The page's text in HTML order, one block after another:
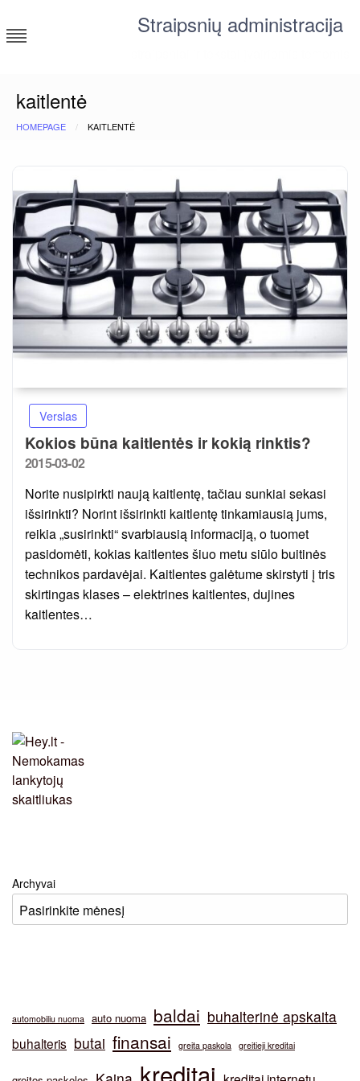
to
content
Straipsnių administracija
kaitlentė
HOMEPAGE KAITLENTĖ
Verslas
Kokios būna kaitlentės ir kokią rinktis?
Posted
2015-03-02
Norite nusipirkti naują kaitlentę, tačiau sunkiai sekasi
išsirinkti? Norint išsirinkti kaitlentę tinkamiausią jums,
reikia „susirinkti“ svarbiausią informaciją, o tuomet
pasidomėti, kokias kaitlentes šiuo metu siūlo buitinės
technikos pardavėjai. Kaitlentes galėtume skirstyti į tris
skirtingas klases – elektrines kaitlentes, dujines
kaitlentes…
Archyvai
automobiliu nuoma auto nuoma baldai buhalterinė apskaita
buhalteris butai finansai greita paskola greitieji kreditai
kreditai